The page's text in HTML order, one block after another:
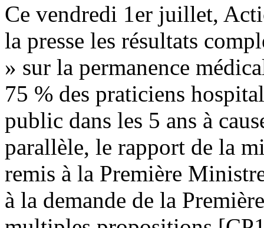
Ce vendredi 1er juillet,
la presse les résultats
» sur la permanence
75 % des praticiens
public dans les 5 ans à
parallèle, le rapport de la
remis à la Première
à la demande de la